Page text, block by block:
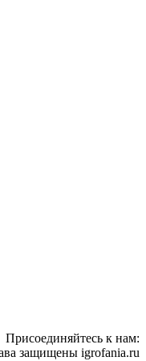
Присоединяйтесь к нам:
защищены igrofania.ru